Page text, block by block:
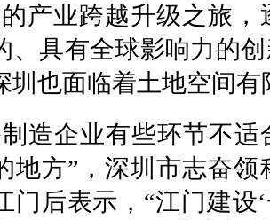
产业跨越升级之旅
、具有全球影响力的
圳也面临着土地空间有
造企业有些环节不
地方”，深圳市志奋
门后表示，“江门建设